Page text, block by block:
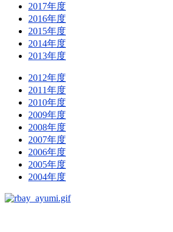
2017年度
2016年度
2015年度
2014年度
2013年度
2012年度
2011年度
2010年度
2009年度
2008年度
2007年度
2006年度
2005年度
2004年度